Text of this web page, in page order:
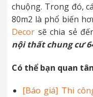
chuộng. Trong đó,
80m2 là phổ biến
Decor sẽ chia sẻ
nội thất chung cư
Có thể bạn quan
[Báo giá] Thi